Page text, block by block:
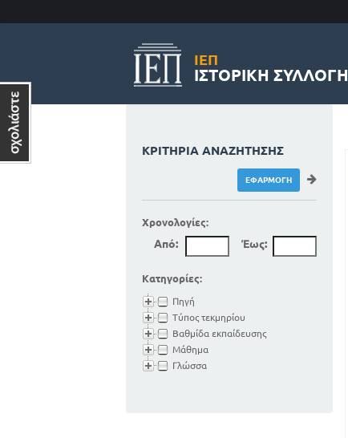
ΙΕΠ
ΙΣΤΟΡΙΚΉ ΣΥΛΛΟΓΉ
ΚΡΙΤΉΡΙΑ ΑΝΑΖΉΤΗΣΗΣ
Χρονολογίες:
Από: Έως:
Κατηγορίες:
Πηγή
Τύπος τεκμηρίου
Βαθμίδα εκπαίδευσης
Μάθημα
Γλώσσα